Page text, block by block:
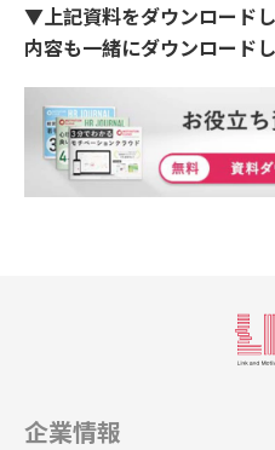
▼上記資料をダウンロード
内容も一緒にダウンロード
企業情報